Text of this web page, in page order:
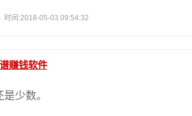
时间:2018-05-03 09:54:32
赚钱软件
少数。